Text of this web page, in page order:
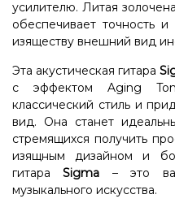
усилителю. Литая
обеспечивает точность и
изяществу внешний вид
Эта акустическая гитара
с эффектом Aging
классический стиль и
вид. Она станет
стремящихся получить
изящным дизайном и
гитараSigma – это
музыкального искусства.